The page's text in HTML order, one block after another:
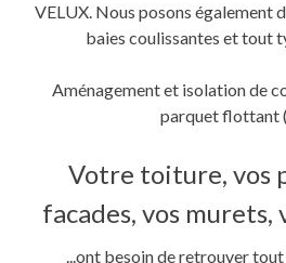
VELUX. Nous posons également
baies coulissantes et tout
Aménagement et isolation de
parquet flottant
Votre toiture, vos
facades, vos murets,
...ont besoin de retrouver